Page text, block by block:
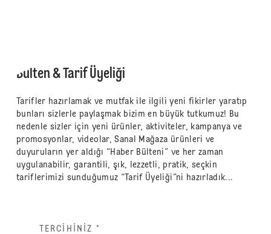
Bülten & Tarif Üyeliği
Tarifler hazırlamak ve mutfak ile ilgili yeni fikirler yaratıp
bunları sizlerle paylaşmak bizim en büyük tutkumuz! Bu
nedenle sizler için yeni ürünler, aktiviteler, kampanya ve
promosyonlar, videolar, Sanal Mağaza ürünleri ve
duyuruların yer aldığı “Haber Bülteni” ve her zaman
uygulanabilir, garantili, şık, lezzetli, pratik, seçkin
tariflerimizi sunduğumuz “Tarif Üyeliği”ni hazırladık...
TERCIHINIZ *